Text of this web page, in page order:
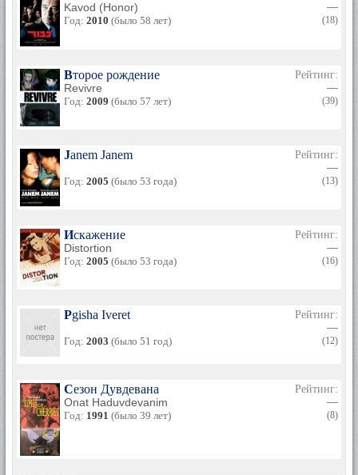
Kavod (Honor)
Год: 2010 (было 58 лет)
—
(18)
Второе рождение
Revivre
Год: 2009 (было 57 лет)
Рейтинг:
—
(39)
Janem Janem
Год: 2005 (было 53 года)
Рейтинг:
—
(13)
Искажение
Distortion
Год: 2005 (было 53 года)
Рейтинг:
—
(16)
Pgisha Iveret
Год: 2003 (было 51 год)
Рейтинг:
—
(12)
Сезон Дувдевана
Onat Haduvdevanim
Год: 1991 (было 39 лет)
Рейтинг:
—
(8)